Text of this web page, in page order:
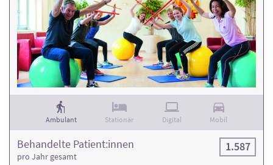
Ambulant Stationär Digital Mobil
Behandelte Patient:innen
pro Jahr gesamt
1.587